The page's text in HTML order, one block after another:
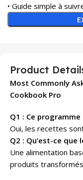
• Guide simple à
Product
Most Commonly
Cookbook Pro
Q1 : Ce
Oui, les recettes
Q2 : Qu’est-ce que
Une alimentation
produits